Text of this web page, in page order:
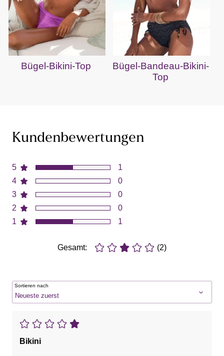
Bügel-Bikini-Top
Bügel-Bandeau-Bikini-
Top
Kundenbewertungen
5
4
3
2
1
1
0
0
0
1
Gesamt: (2)
Sortieren nach
Bikini